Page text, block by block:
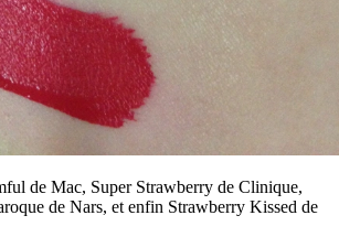
de Mac, Super Strawberry de Clinique,
de Nars, et enfin Strawberry Kissed de